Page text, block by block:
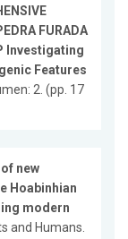
FURADA
Investigating
Features
2. (pp. 17
new
Hoabinhian
modern
and Humans.